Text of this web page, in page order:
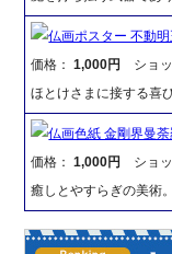
仏画ポスター 不動明
価格：1,000円
ショ
ほとけさまに接する喜
仏画色紙 金剛界曼
価格：1,000円
ショ
癒しとやすらぎの美術